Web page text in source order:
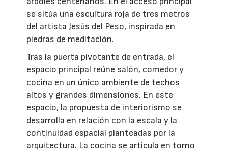
se sitúa una escultura roja de tres metros
del artista Jesús del Peso, inspirada en
piedras de meditación.
Tras la puerta pivotante de entrada, el
espacio principal reúne salón, comedor y
cocina en un único ambiente de techos
altos y grandes dimensiones. En este
espacio, la propuesta de interiorismo se
desarrolla en relación con la escala y la
continuidad espacial planteadas por la
arquitectura. La cocina se articula en torno